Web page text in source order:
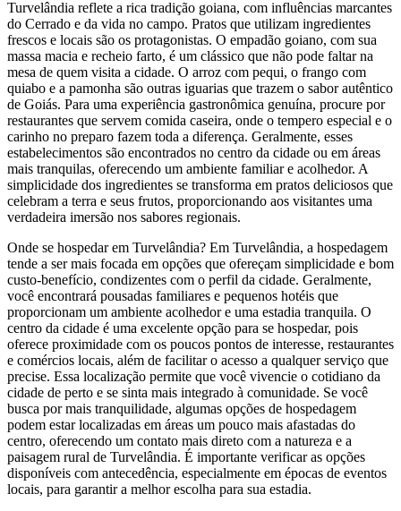
Turvelândia reflete a rica tradição goiana, com influências marcantes
do Cerrado e da vida no campo. Pratos que utilizam ingredientes
frescos e locais são os protagonistas. O empadão goiano, com sua
massa macia e recheio farto, é um clássico que não pode faltar na
mesa de quem visita a cidade. O arroz com pequi, o frango com
quiabo e a pamonha são outras iguarias que trazem o sabor autêntico
de Goiás. Para uma experiência gastronômica genuína, procure por
restaurantes que servem comida caseira, onde o tempero especial e o
carinho no preparo fazem toda a diferença. Geralmente, esses
estabelecimentos são encontrados no centro da cidade ou em áreas
mais tranquilas, oferecendo um ambiente familiar e acolhedor. A
simplicidade dos ingredientes se transforma em pratos deliciosos que
celebram a terra e seus frutos, proporcionando aos visitantes uma
verdadeira imersão nos sabores regionais.
Onde se hospedar em Turvelândia? Em Turvelândia, a hospedagem
tende a ser mais focada em opções que ofereçam simplicidade e bom
custo-benefício, condizentes com o perfil da cidade. Geralmente,
você encontrará pousadas familiares e pequenos hotéis que
proporcionam um ambiente acolhedor e uma estadia tranquila. O
centro da cidade é uma excelente opção para se hospedar, pois
oferece proximidade com os poucos pontos de interesse, restaurantes
e comércios locais, além de facilitar o acesso a qualquer serviço que
precise. Essa localização permite que você vivencie o cotidiano da
cidade de perto e se sinta mais integrado à comunidade. Se você
busca por mais tranquilidade, algumas opções de hospedagem
podem estar localizadas em áreas um pouco mais afastadas do
centro, oferecendo um contato mais direto com a natureza e a
paisagem rural de Turvelândia. É importante verificar as opções
disponíveis com antecedência, especialmente em épocas de eventos
locais, para garantir a melhor escolha para sua estadia.